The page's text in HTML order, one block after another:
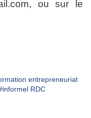
ou sur le
entrepreneuriat
RDC